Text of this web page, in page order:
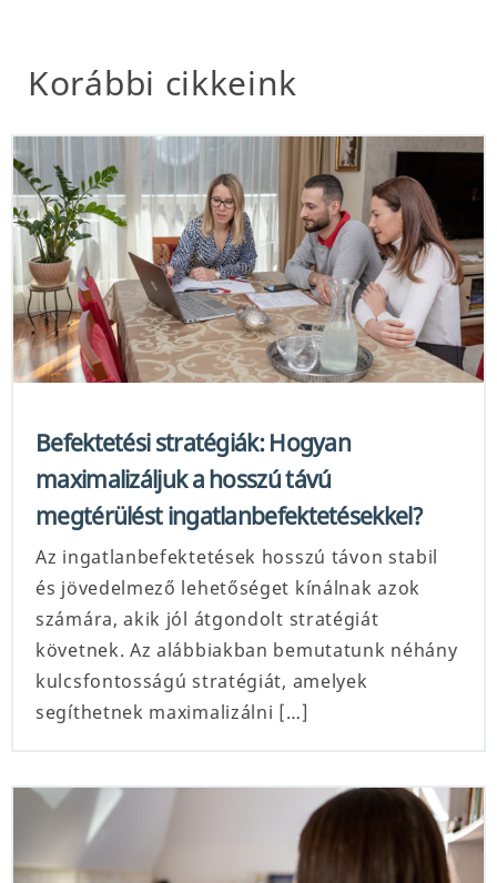
Korábbi cikkeink
Befektetési stratégiák: Hogyan
maximalizáljuk a hosszú távú
megtérülést ingatlanbefektetésekkel?
Az ingatlanbefektetések hosszú távon stabil
és jövedelmező lehetőséget kínálnak azok
számára, akik jól átgondolt stratégiát
követnek. Az alábbiakban bemutatunk néhány
kulcsfontosságú stratégiát, amelyek
segíthetnek maximalizálni […]